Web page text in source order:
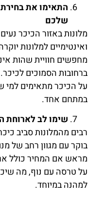
התאימו את
שלכם
מלונות באזור הכיכר
ואינטימיים למלונות
מחפשים חוויית שהות
ברחובות הסמוכים
על הכיכר מתאימים למי
במתחם אחד.
שימו לב לארוחת
רבים מהמלונות סביב
בוקר עם מגוון רחב של
מראש אם המחיר כולל
על טרסה עם נוף, מה
למהנה במיוחד.